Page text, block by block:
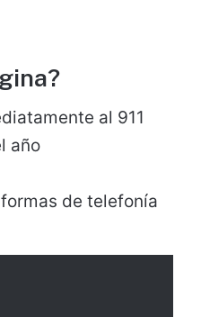
al 911
año
de telefonía